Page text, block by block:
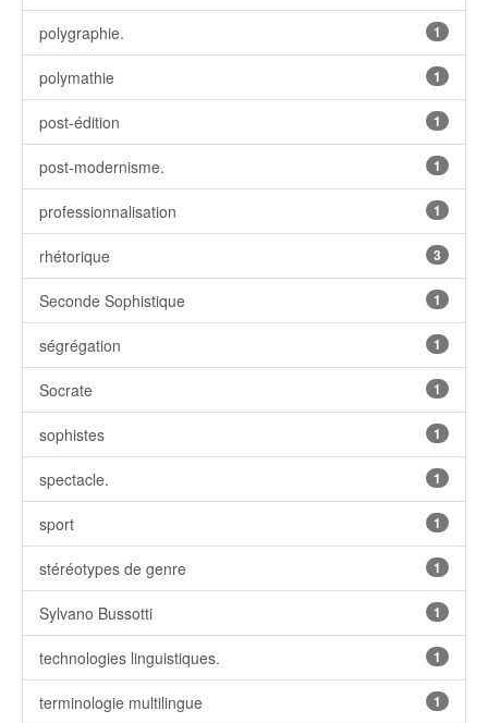
polygraphie. 1
polymathie 1
post-édition 1
post-modernisme. 1
professionnalisation 1
rhétorique 3
Seconde Sophistique 1
ségrégation 1
Socrate 1
sophistes 1
spectacle. 1
sport 1
stéréotypes de genre 1
Sylvano Bussotti 1
technologies linguistiques. 1
terminologie multilingue 1